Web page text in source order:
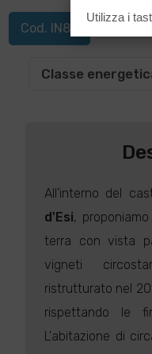
Cod. IN88
Classe
All'interno del
d'Esi,
terra con vista
vigneti
ristrutturato nel
rispettando le
L'abitazione di
Utilizza i